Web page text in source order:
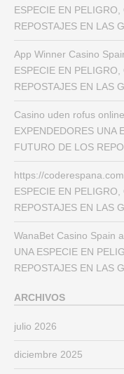
ESPECIE EN
REPOSTAJES EN LAS
App Winner Casino
ESPECIE EN
REPOSTAJES EN LAS
Casino uden rofus
EXPENDEDORES UNA
FUTURO DE LOS
https://coderespana.com
ESPECIE EN
REPOSTAJES EN LAS
WanaBet Casino Spain
UNA ESPECIE EN
REPOSTAJES EN LAS
ARCHIVOS
julio 2026
diciembre 2025